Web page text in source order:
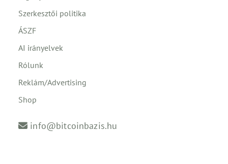
Szerkesztői politika
ÁSZF
AI irányelvek
Rólunk
Reklám/Advertising
Shop
info@bitcoinbazis.hu